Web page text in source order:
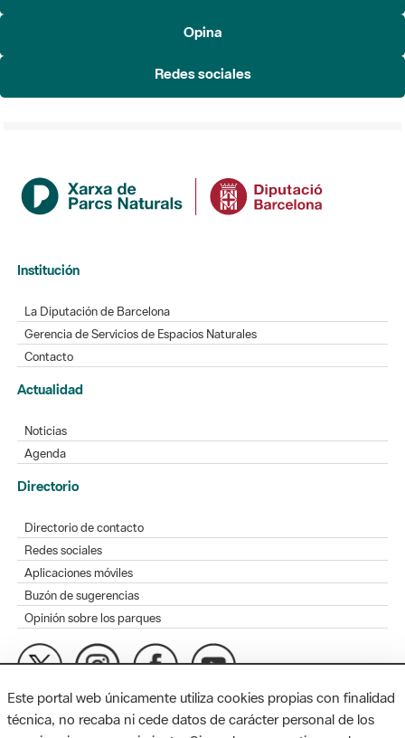
Opina
Redes sociales
Institución
La Diputación de Barcelona
Gerencia de Servicios de Espacios Naturales
Contacto
Actualidad
Noticias
Agenda
Directorio
Directorio de contacto
Redes sociales
Aplicaciones móviles
Buzón de sugerencias
Opinión sobre los parques
MAPA WEB AVISO LEGAL ACCESIBILIDAD
Este portal web únicamente utiliza cookies propias con finalidad
técnica, no recaba ni cede datos de carácter personal de los